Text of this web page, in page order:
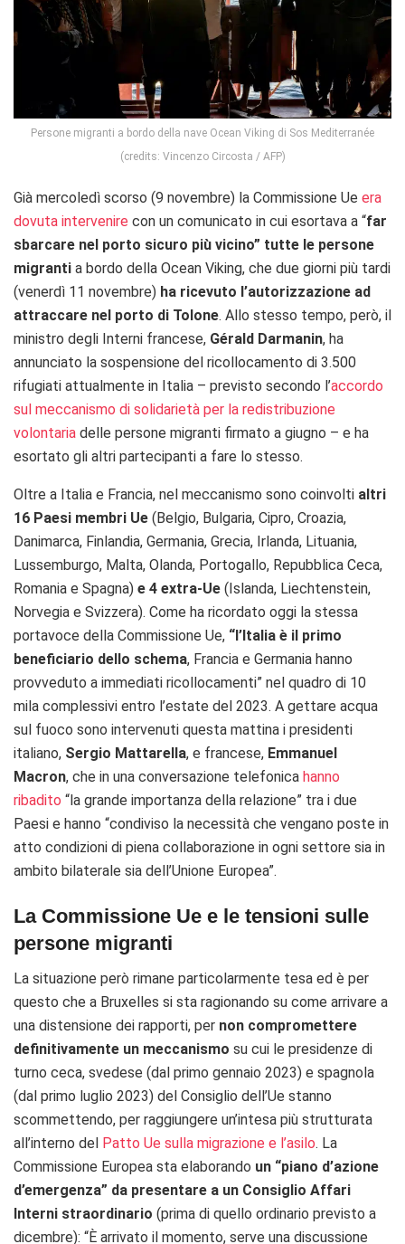
Persone migranti a bordo della nave Ocean Viking di Sos Mediterranée
(credits: Vincenzo Circosta / AFP)
Già mercoledì scorso (9 novembre) la Commissione Ue era
dovuta intervenire con un comunicato in cui esortava a “far
sbarcare nel porto sicuro più vicino” tutte le persone
migranti a bordo della Ocean Viking, che due giorni più tardi
(venerdì 11 novembre) ha ricevuto l’autorizzazione ad
attraccare nel porto di Tolone. Allo stesso tempo, però, il
ministro degli Interni francese, Gérald Darmanin, ha
annunciato la sospensione del ricollocamento di 3.500
rifugiati attualmente in Italia – previsto secondo l’accordo
sul meccanismo di solidarietà per la redistribuzione
volontaria delle persone migranti firmato a giugno – e ha
esortato gli altri partecipanti a fare lo stesso.
Oltre a Italia e Francia, nel meccanismo sono coinvolti altri
16 Paesi membri Ue (Belgio, Bulgaria, Cipro, Croazia,
Danimarca, Finlandia, Germania, Grecia, Irlanda, Lituania,
Lussemburgo, Malta, Olanda, Portogallo, Repubblica Ceca,
Romania e Spagna) e 4 extra-Ue (Islanda, Liechtenstein,
Norvegia e Svizzera). Come ha ricordato oggi la stessa
portavoce della Commissione Ue, “l’Italia è il primo
beneficiario dello schema, Francia e Germania hanno
provveduto a immediati ricollocamenti” nel quadro di 10
mila complessivi entro l’estate del 2023. A gettare acqua
sul fuoco sono intervenuti questa mattina i presidenti
italiano, Sergio Mattarella, e francese, Emmanuel
Macron, che in una conversazione telefonica hanno
ribadito “la grande importanza della relazione” tra i due
Paesi e hanno “condiviso la necessità che vengano poste in
atto condizioni di piena collaborazione in ogni settore sia in
ambito bilaterale sia dell’Unione Europea”.
La Commissione Ue e le tensioni sulle
persone migranti
La situazione però rimane particolarmente tesa ed è per
questo che a Bruxelles si sta ragionando su come arrivare a
una distensione dei rapporti, per non compromettere
definitivamente un meccanismo su cui le presidenze di
turno ceca, svedese (dal primo gennaio 2023) e spagnola
(dal primo luglio 2023) del Consiglio dell’Ue stanno
scommettendo, per raggiungere un’intesa più strutturata
all’interno del Patto Ue sulla migrazione e l’asilo. La
Commissione Europea sta elaborando un “piano d’azione
d’emergenza” da presentare a un Consiglio Affari
Interni straordinario (prima di quello ordinario previsto a
dicembre): “È arrivato il momento, serve una discussione